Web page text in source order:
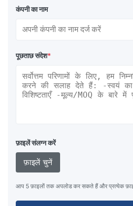
कंपनी का नाम
पूछताछ संदेश*
फ़ाइलें संलग्न करें
फ़ाइलें चुनें
आप 5 फ़ाइलों तक अपलोड कर सकते हैं और प्रत्येक